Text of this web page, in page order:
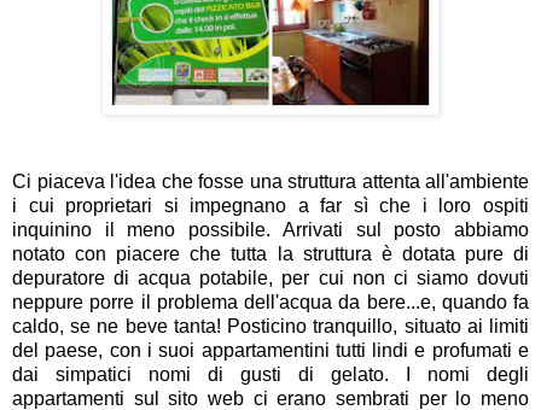
Ci piaceva l'idea che fosse una struttura attenta all'ambiente
i cui proprietari si impegnano a far sì che i loro ospiti
inquinino il meno possibile. Arrivati sul posto abbiamo
notato con piacere che tutta la struttura è dotata pure di
depuratore di acqua potabile, per cui non ci siamo dovuti
neppure porre il problema dell'acqua da bere...e, quando fa
caldo, se ne beve tanta! Posticino tranquillo, situato ai limiti
del paese, con i suoi appartamentini tutti lindi e profumati e
dai simpatici nomi di gusti di gelato. I nomi degli
appartamenti sul sito web ci erano sembrati per lo meno